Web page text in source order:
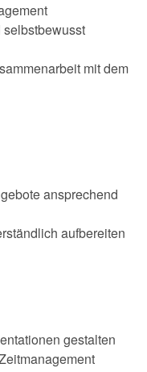
mit dem
ansprechend
aufbereiten
gestalten